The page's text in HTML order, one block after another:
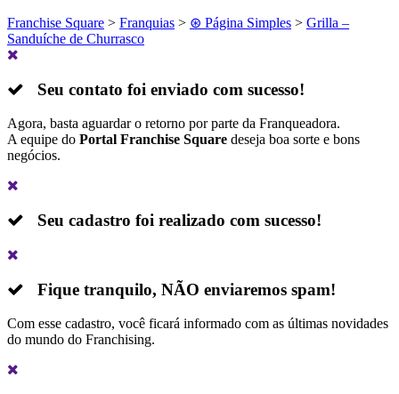
Franchise Square > Franquias > ⊛ Página Simples > Grilla –
Sanduíche de Churrasco
Seu contato foi enviado com sucesso!
Agora, basta aguardar o retorno por parte da Franqueadora.
A equipe do Portal Franchise Square deseja boa sorte e bons
negócios.
Seu cadastro foi realizado com sucesso!
Fique tranquilo, NÃO enviaremos spam!
Com esse cadastro, você ficará informado com as últimas novidades
do mundo do Franchising.